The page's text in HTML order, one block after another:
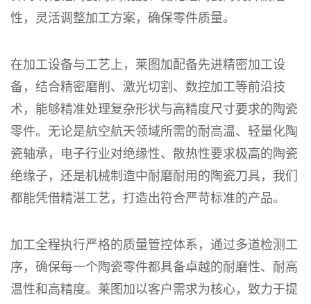
性，灵活调整加工方案，确保零件质量。​
在加工设备与工艺上，莱图加配备先进精密加工设
备，结合精密磨削、激光切割、数控加工等前沿技
术，能够精准处理复杂形状与高精度尺寸要求的陶瓷
零件。无论是航空航天领域所需的耐高温、轻量化陶
瓷轴承，电子行业对绝缘性、散热性要求极高的陶瓷
绝缘子，还是机械制造中耐磨耐用的陶瓷刀具，我们
都能凭借精湛工艺，打造出符合严苛标准的产品。​
加工全程执行严格的质量管控体系，通过多道检测工
序，确保每一个陶瓷零件都具备卓越的耐磨性、耐高
温性和高精度。莱图加以客户需求为核心，致力于提